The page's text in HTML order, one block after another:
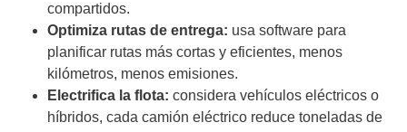
compartidos.
Optimiza rutas de entrega: usa software para
planificar rutas más cortas y eficientes, menos
kilómetros, menos emisiones.
Electrifica la flota: considera vehículos eléctricos o
híbridos, cada camión eléctrico reduce toneladas de